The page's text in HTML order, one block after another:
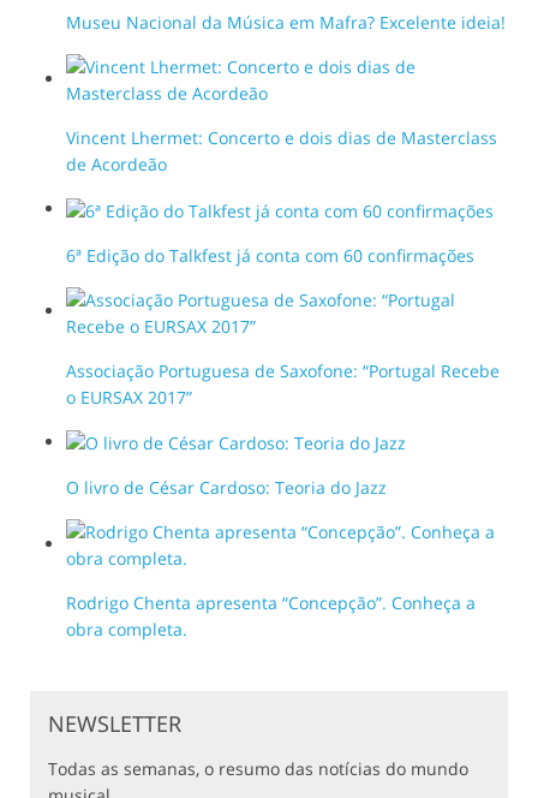
Museu Nacional da Música em Mafra? Excelente ideia!
Vincent Lhermet: Concerto e dois dias de Masterclass
de Acordeão
6ª Edição do Talkfest já conta com 60 confirmações
Associação Portuguesa de Saxofone: “Portugal Recebe
o EURSAX 2017”
O livro de César Cardoso: Teoria do Jazz
Rodrigo Chenta apresenta “Concepção”. Conheça a
obra completa.
NEWSLETTER
Todas as semanas, o resumo das notícias do mundo